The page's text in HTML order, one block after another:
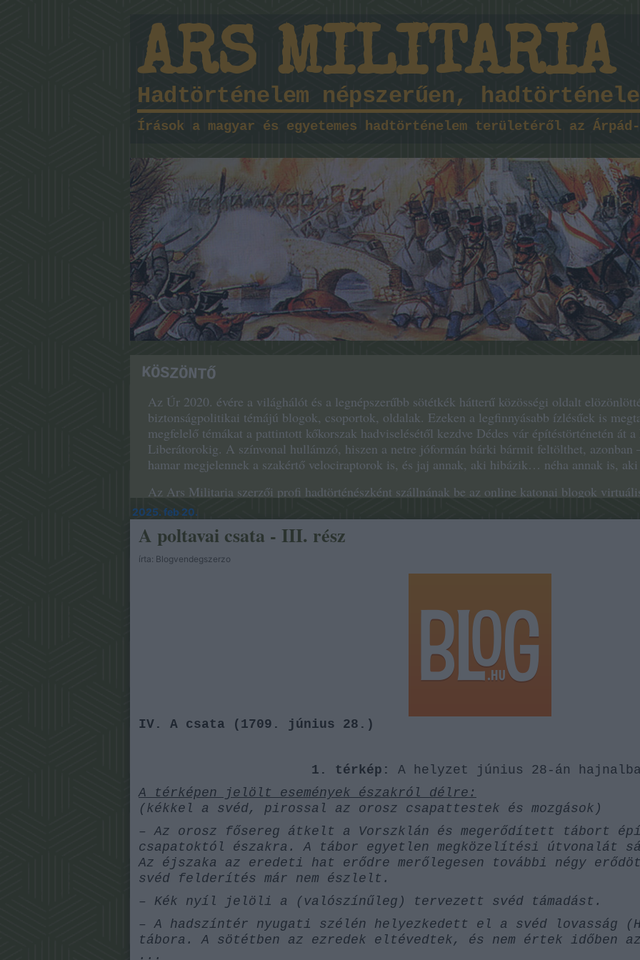
ARS MILITARIA
Hadtörténelem népszerűen,
Írások a magyar és egyetemes hadtörténelem területéről az
KÖSZÖNTŐ
Az Úr 2020. évére a világhálót és a legnépszerűbb sötétkék hátterű közösségi oldalt
biztonságpolitikai témájú blogok, csoportok, oldalak. Ezeken a legfinnyásabb ízlésűek is
megfelelő témákat a pattintott kőkorszak hadviselésétől kezdve Dédes vár építéstörténetén át
Liberátorokig. A színvonal hullámzó, hiszen a netre jóformán bárki bármit feltölthet,
hamar megjelennek a szakértő velociraptorok is, és jaj annak, aki hibázik… néha annak is, aki
Az Ars Militaria szerzői profi hadtörténészként szállnának be az online katonai blogok
biggyesztett had szócska azonban esetükben nem fosztóképző. Ezt a műfajt sokáig többnyire
Vezérkar vagy a Hadilevéltár valamelyik sötét irodájában, az uniformisra könyökvédőt húzva
csípőben hordozott gránátszilánk emlékeztetett a háború realitásaira. A vaskos könyvek,
korábbi időszakok háborúiról írtak, magukon viselték a hivatásos katona szemléletét, és
elégítették ki, hanem nagyon is praktikus célokat szolgáltak: a múlt tapasztalatait átadva
követő baloldali, pacifista hullámokat követően és általában a jóléti társadalmak világában az
A hadtörténetírás teljesen kikerült az Akadémiai és egyetemi oktatás látóköréből is;
ilyesmivel akartak foglalkozni, kénytelenek voltak új utakat keresni maguknak, és olyan
megújult, és az utóbbi évtizedekben ismét reneszánszát éli.
ismerik (bár annyira nem szeretik) a posztmodern szkepszis minden redőzetét.
munkásságukat egyenruhás kollégáik olvasták, ismerik, és nem sajnálják a kritikát, ha az
fogalmakat vagy egyéb civil slendriánságokat követ el. Kikötés, sőt vesszőfutás is
használta a csata és az ütközet fogalmát.
Blogunk, a Hadtörténeti Intézet és Múzeum ismeretterjesztő fórumaként jelentkezik hétről-
szerint ezen írások műfaja, témája, terjedelme vegyes, tükrözi a kollektíva szerteágazó
Kellemes olvasgatást kíván:
2025. feb 20.
A poltavai csata - III. rész
írta: Blogvendegszerzo
IV. A csata (1709. június 28.)
1. térkép: A helyzet június 28-án
A térképen jelölt események északról délre:
(kékkel a svéd, pirossal az orosz csapattestek és mozgások)
– Az orosz fősereg átkelt a Vorszklán és megerődített tábort
csapatoktól északra. A tábor egyetlen megközelítési útvonalát
Az éjszaka az eredeti hat erődre merőlegesen további négy
svéd felderítés már nem észlelt.
– Kék nyíl jelöli a (valószínűleg) tervezett svéd támadást.
– A hadszíntér nyugati szélén helyezkedett el a svéd lovasság
tábora. A sötétben az ezredek eltévedtek, és nem értek időben
...